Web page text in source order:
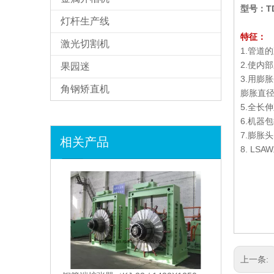
灯杆生产线
激光切割机
果园迷
角钢矫直机
相关产品
型号：
特征：
1.管道
2.使内
3.用膨
膨胀直
5.全长
6.机器
7.膨胀
8.
上一条: